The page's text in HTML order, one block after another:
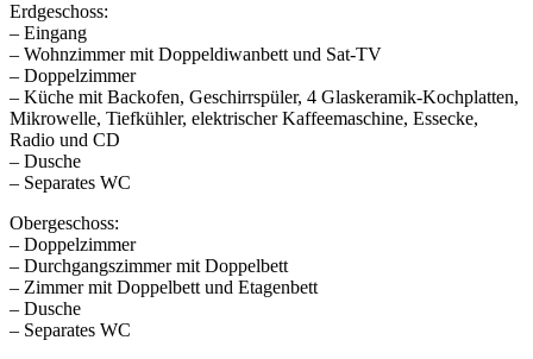
Erdgeschoss:
– Eingang
– Wohnzimmer mit Doppeldiwanbett und Sat-TV
– Doppelzimmer
– Küche mit Backofen, Geschirrspüler, 4 Glaskeramik-Kochplatten,
Mikrowelle, Tiefkühler, elektrischer Kaffeemaschine, Essecke,
Radio und CD
– Dusche
– Separates WC
Obergeschoss:
– Doppelzimmer
– Durchgangszimmer mit Doppelbett
– Zimmer mit Doppelbett und Etagenbett
– Dusche
– Separates WC